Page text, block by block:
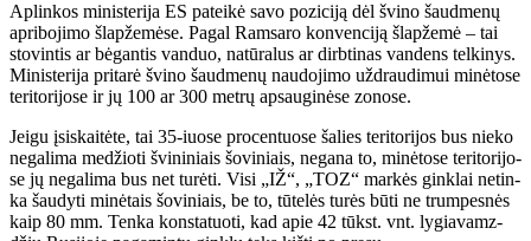
Ap­lin­kos mi­nis­te­ri­ja ES pa­tei­kė sa­vo po­zi­ci­ją dėl švi­no šaud­me­nų
ap­ri­bo­ji­mo šlap­že­mė­se. Pa­gal Ram­sa­ro kon­ven­ci­ją šlap­že­mė – tai
sto­vin­tis ar bė­gan­tis van­duo, na­tū­ra­lus ar dirb­ti­nas van­dens tel­ki­nys.
Mi­nis­te­ri­ja pri­ta­rė švi­no šaud­me­nų nau­do­ji­mo už­drau­di­mui mi­nė­to­se
te­ri­to­ri­jo­se ir jų 100 ar 300 met­rų ap­sau­gi­nė­se zo­no­se.
Jei­gu įsi­skai­tė­te, tai 35-iuo­se pro­cen­tuo­se ša­lies te­ri­to­ri­jos bus nie­ko
ne­ga­li­ma me­džio­ti švi­ni­niais šo­vi­niais, ne­ga­na to, mi­nė­to­se te­ri­to­ri­jo­
se jų ne­ga­li­ma bus net tu­rė­ti. Vi­si „IŽ“, „TOZ“ mar­kės gin­klai ne­tin­
ka šau­dy­ti mi­nė­tais šo­vi­niais, be to, tū­te­lės tu­rės bū­ti ne trum­pes­nės
kaip 80 mm. Ten­ka kon­sta­tuo­ti, kad apie 42 tūkst. vnt. ly­gia­vamz­